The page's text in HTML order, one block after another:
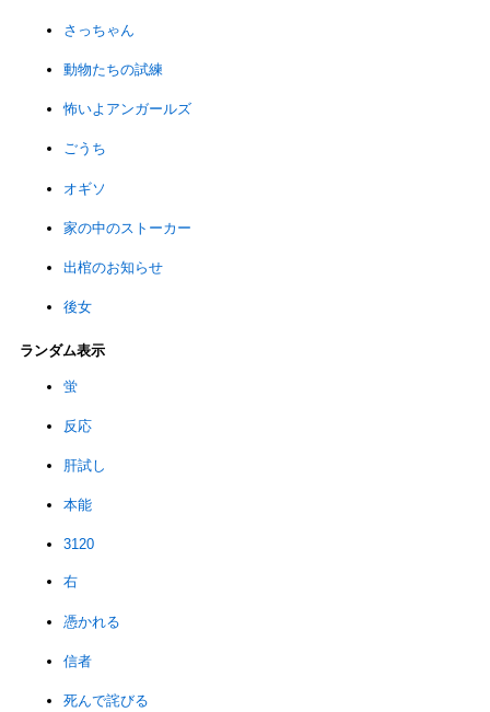
さっちゃん
動物たちの試練
怖いよアンガールズ
ごうち
オギソ
家の中のストーカー
出棺のお知らせ
後女
ランダム表示
蛍
反応
肝試し
本能
3120
右
憑かれる
信者
死んで詫びる